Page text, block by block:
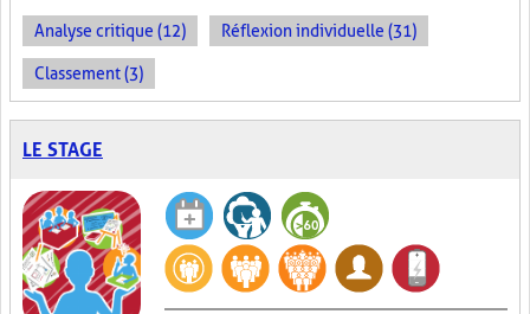
Analyse critique (12) Réflexion individuelle (31)
Classement (3)
LE STAGE